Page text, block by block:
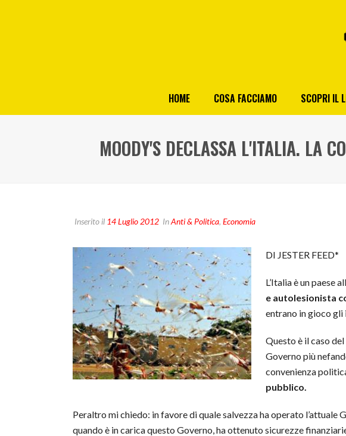
HOME COSA FACCIAMO SCOPRI IL
MOODY'S DECLASSA L'ITALIA. LA
Inserito il 14 Luglio 2012 InAnti & Politica, Economia
DI JESTER FEED*
L’Italia è un paese
e autolesionista
entrano in gioco
Questo è il caso
Governo più
convenienza
pubblico.
Peraltro mi chiedo: in favore di quale salvezza ha operato l’attuale
quando è in carica questo Governo, ha ottenuto sicurezze